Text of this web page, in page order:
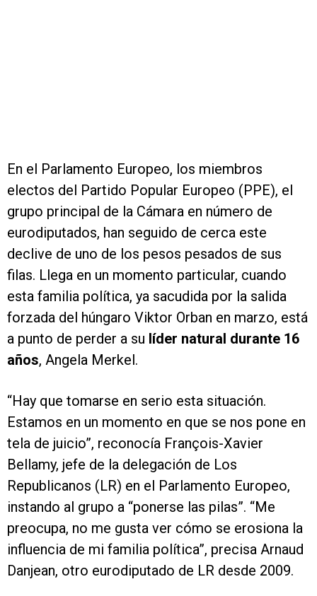
En el Parlamento Europeo, los miembros
electos del Partido Popular Europeo (PPE), el
grupo principal de la Cámara en número de
eurodiputados, han seguido de cerca este
declive de uno de los pesos pesados de sus
filas. Llega en un momento particular, cuando
esta familia política, ya sacudida por la salida
forzada del húngaro Viktor Orban en marzo, está
a punto de perder a su líder natural durante 16
años, Angela Merkel.
“Hay que tomarse en serio esta situación.
Estamos en un momento en que se nos pone en
tela de juicio”, reconocía François-Xavier
Bellamy, jefe de la delegación de Los
Republicanos (LR) en el Parlamento Europeo,
instando al grupo a “ponerse las pilas”. “Me
preocupa, no me gusta ver cómo se erosiona la
influencia de mi familia política”, precisa Arnaud
Danjean, otro eurodiputado de LR desde 2009.